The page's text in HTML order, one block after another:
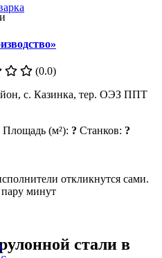
(0.0)
с. Казинка, тер. ОЭЗ ППТ
Площадь (м²): ? Станков: ?
откликнутся сами.
пару минут
стали в